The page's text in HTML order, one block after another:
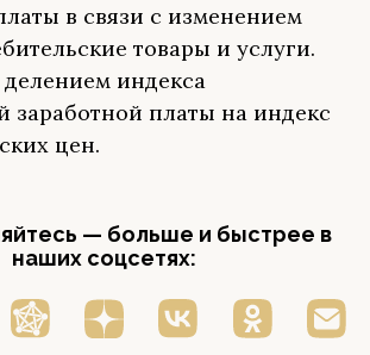
в связи с изменением
товары и услуги.
индекса
заработной платы на индекс
цен.
— больше и быстрее в
наших соцсетях: